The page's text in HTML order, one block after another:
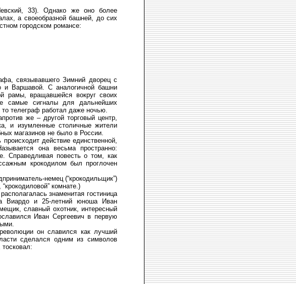
33). Однако же оно более
а своеобразной башней, до сих
городском романсе:
связывавшего Зимний дворец с
и Варшавой. С аналогичной башни
рамы, вращавшейся вокруг своих
самые сигналы для дальнейших
телеграф работал даже ночью.
же – другой торговый центр,
и изумленные столичные жители
магазинов не было в России.
действие единственной,
она весьма пространно:
Справедливая повесть о том, как
крокодилом был проглочен
немец (“крокодильщик”)
комнате.)
знаменитая гостиница
Виардо и 25-летний юноша Иван
славный охотник, интересный
Иван Сергеевич в первую
он славился как лучший
сделался одним из символов